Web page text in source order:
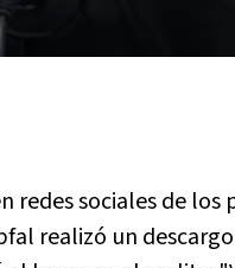
redes sociales de
realizó un